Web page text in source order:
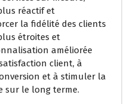
réactif et
la fidélité des clients
étroites et
améliorée
client, à
et à stimuler la
sur le long terme.